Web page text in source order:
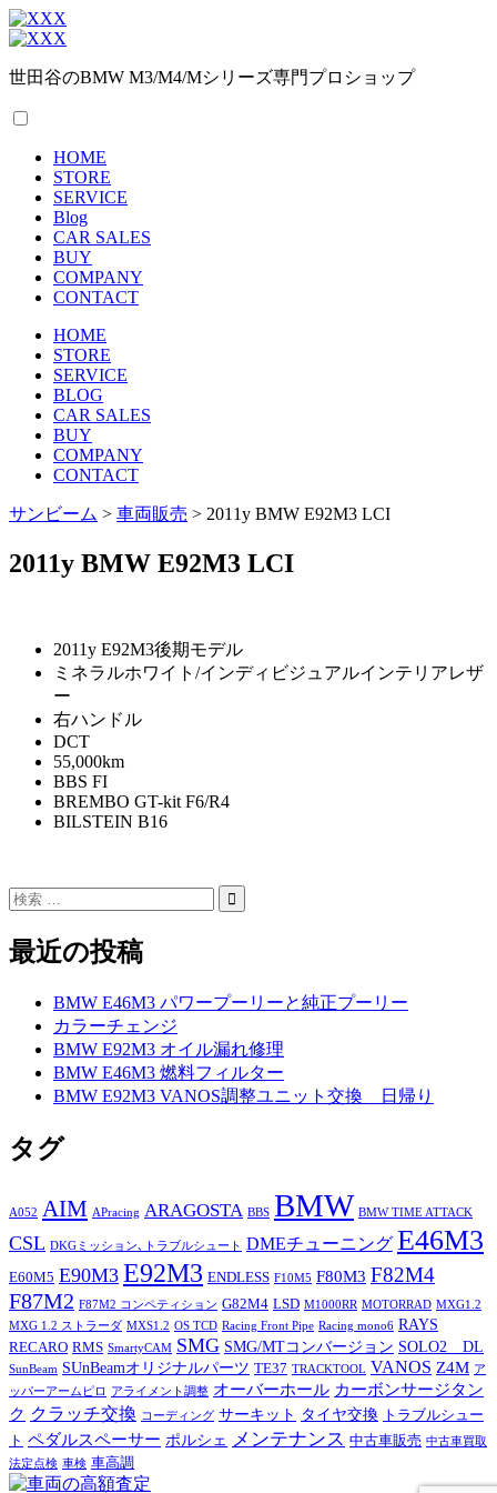
世田谷のBMW M3/M4/Mシリーズ専門プロショップ
HOME
STORE
SERVICE
Blog
CAR SALES
BUY
COMPANY
CONTACT
HOME
STORE
SERVICE
BLOG
CAR SALES
BUY
COMPANY
CONTACT
サンビーム > 車両販売 > 2011y BMW E92M3 LCI
2011y BMW E92M3 LCI
2011y E92M3後期モデル
ミネラルホワイト/インディビジュアルインテリアレザ
ー
右ハンドル
DCT
55,000km
BBS FI
BREMBO GT-kit F6/R4
BILSTEIN B16
最近の投稿
BMW E46M3 パワープーリーと純正プーリー
カラーチェンジ
BMW E92M3 オイル漏れ修理
BMW E46M3 燃料フィルター
BMW E92M3 VANOS調整ユニット交換 日帰り
タグ
A052 AIM APracing ARAGOSTA BBS BMW BMW TIME ATTACK
CSL DKGミッション､トラブルシュート DMEチューニング E46M3
E60M5 E90M3 E92M3 ENDLESS F10M5 F80M3 F82M4
F87M2 F87M2 コンペティション G82M4 LSD M1000RR MOTORRAD MXG1.2
MXG 1.2 ストラーダ MXS1.2 OS TCD Racing Front Pipe Racing mono6 RAYS
RECARO RMS SmartyCAM SMG SMG/MTコンバージョン SOLO2 DL
SunBeam SUnBeamオリジナルパーツ TE37 TRACKTOOL VANOS Z4M ア
ッパーアームピロ
アライメント調整 オーバーホール カーボンサージタン
ク クラッチ交換 コーディング サーキット タイヤ交換
トラブルシュー
ト ペダルスペーサー ポルシェ メンテナンス 中古車販売 中古車買取
法定点検 車検 車高調